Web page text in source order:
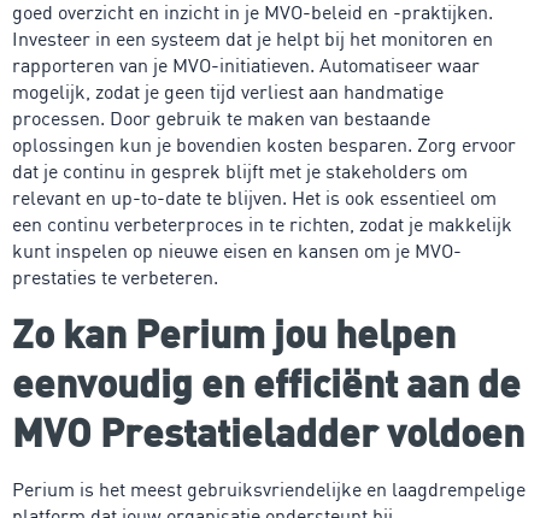
goed overzicht en inzicht in je MVO-beleid en -praktijken.
Investeer in een systeem dat je helpt bij het monitoren en
rapporteren van je MVO-initiatieven. Automatiseer waar
mogelijk, zodat je geen tijd verliest aan handmatige
processen. Door gebruik te maken van bestaande
oplossingen kun je bovendien kosten besparen. Zorg ervoor
dat je continu in gesprek blijft met je stakeholders om
relevant en up-to-date te blijven. Het is ook essentieel om
een continu verbeterproces in te richten, zodat je makkelijk
kunt inspelen op nieuwe eisen en kansen om je MVO-
prestaties te verbeteren.
Zo kan Perium jou helpen
eenvoudig en efficiënt aan de
MVO Prestatieladder voldoen
Perium is het meest gebruiksvriendelijke en laagdrempelige